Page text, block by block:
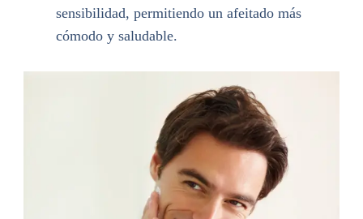
sensibilidad, permitiendo un afeitado más
cómodo y saludable.